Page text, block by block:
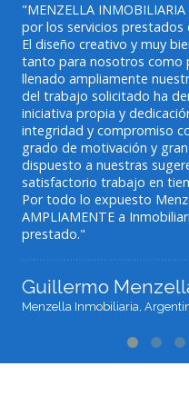
"MENZELLA
por los servicios prestados
El diseño creativo y muy
tanto para nosotros como
llenado ampliamente
del trabajo solicitado ha
iniciativa propia y
integridad y compromiso
grado de motivación y
dispuesto a nuestras
satisfactorio trabajo en
Por todo lo expuesto
AMPLIAMENTE a
prestado."
Guillermo
Menzella Inmobiliaria,